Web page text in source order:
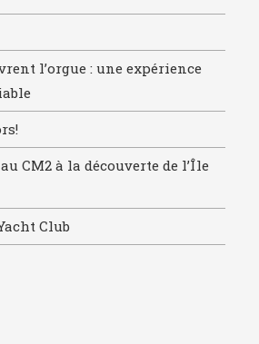
l’orgue : une expérience
CM2 à la découverte de l’Île
Club